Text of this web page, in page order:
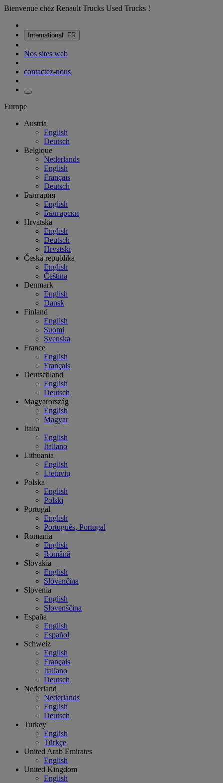
Bienvenue chez Renault Trucks Used Trucks !
International FR
Nos sites web
contactez-nous
Europe
Austria
English
Deutsch
Belgique
Nederlands
English
Français
Deutsch
България
English
Български
Hrvatska
English
Deutsch
Hrvatski
Česká republika
English
Čeština
Denmark
English
Dansk
Finland
English
Suomi
Svenska
France
English
Français
Deutschland
English
Deutsch
Magyarország
English
Magyar
Italia
English
Italiano
Lithuania
English
Lietuvių
Polska
English
Polski
Portugal
English
Português, Portugal
Romania
English
Română
Slovakia
English
Slovenčina
Slovenia
English
Slovenščina
España
English
Español
Schweiz
English
Français
Italiano
Deutsch
Nederland
Nederlands
English
Deutsch
Turkey
English
Türkçe
United Arab Emirates
English
United Kingdom
English